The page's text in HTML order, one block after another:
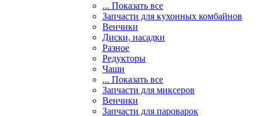
... Показать все
Запчасти для кухонных комбайнов
Венчики
Диски, насадки
Разное
Редукторы
Чаши
... Показать все
Запчасти для миксеров
Венчики
Запчасти для пароварок